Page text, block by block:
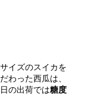
イズのスイカを
わった西瓜は、
の出荷では糖度